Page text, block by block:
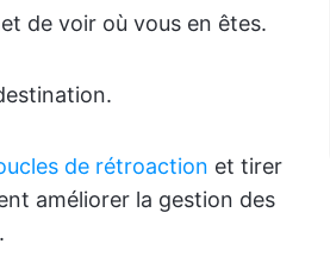
de voir où vous en êtes.
de rétroaction et tirer
améliorer la gestion des